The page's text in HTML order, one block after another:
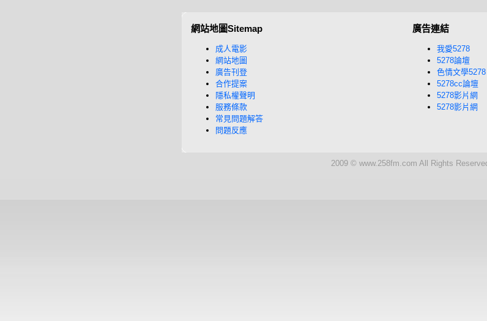
網站地圖Sitemap
成人電影
網站地圖
廣告刊登
合作提案
隱私權聲明
服務條款
常見問題解答
問題反應
廣告連結
我愛5278
5278論壇
色情文學5278
5278cc論壇
5278影片網
5278影片網
2009 © www.258fm.com All Rights